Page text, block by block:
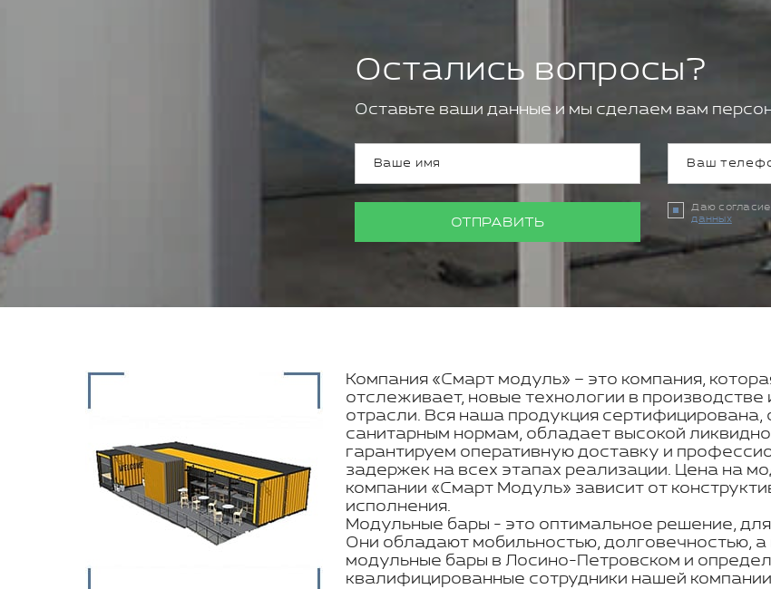
Остались вопросы?
Оставьте ваши данные и мы сделаем вам
ОТПРАВИТЬ
Даю
данных
Компания «Смарт модуль» – это компания,
отслеживает, новые технологии в
отрасли. Вся наша продукция
санитарным нормам, обладает высокой
гарантируем оперативную доставку и
задержек на всех этапах реализации. Цена на
компании «Смарт Модуль» зависит от
исполнения.
Модульные бары - это оптимальное решение,
Они обладают мобильностью, долговечностью, а
модульные бары в Лосино-Петровском и
квалифицированные сотрудники нашей